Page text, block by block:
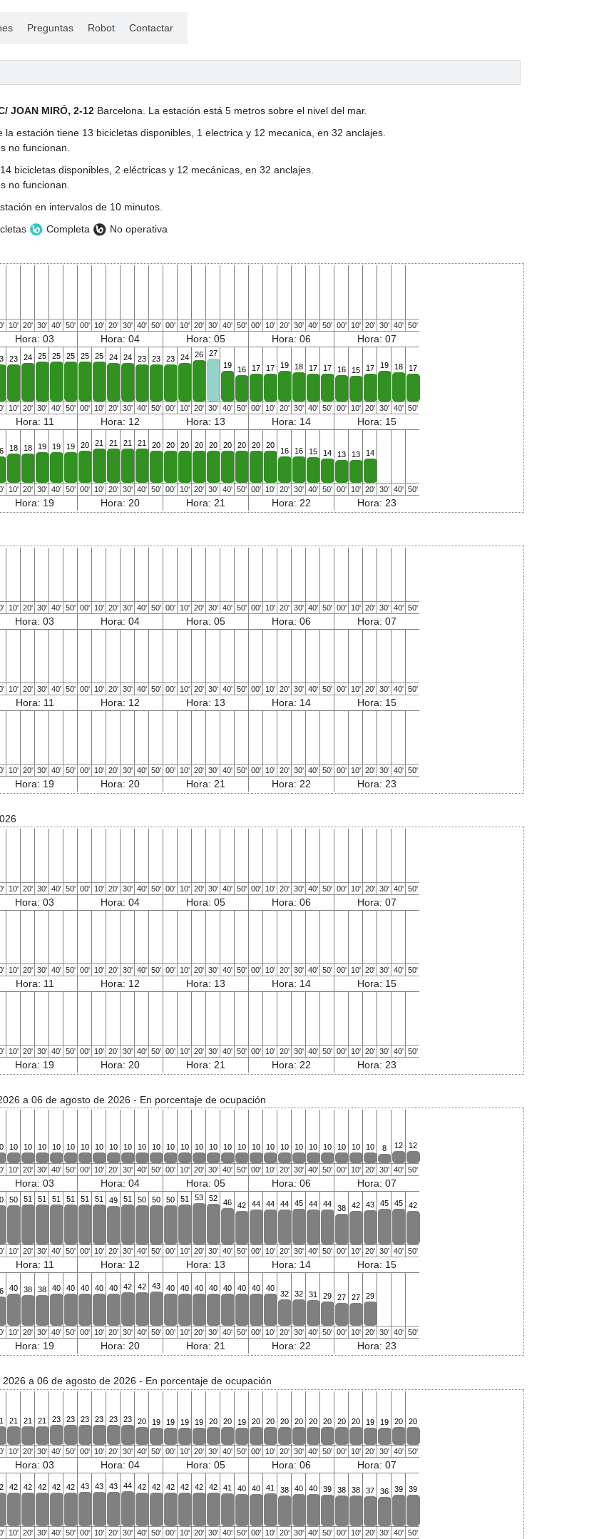
Preguntas Robot Contactar
JOAN MIRÓ, 2-12 Barcelona. La estación está 5 metros sobre el nivel del mar.
la estación tiene 13 bicicletas disponibles, 1 electrica y 12 mecanica, en 32 anclajes.
no funcionan.
bicicletas disponibles, 2 eléctricas y 12 mecánicas, en 32 anclajes.
no funcionan.
en intervalos de 10 minutos.
Completa No operativa
10' 20' 30' 40' 50' 00' 10' 20' 30' 40' 50' 00' 10' 20' 30' 40' 50' 00' 10' 20' 30' 40' 50' 00' 10' 20' 30' 40' 50'
Hora: 03 Hora: 04 Hora: 05 Hora: 06 Hora: 07
23 24 25 25 25 25 25 24 24 23 23 23 24 26
27
19
16 17 17 19 18 17 17 16 15 17 19 18 17
10' 20' 30' 40' 50' 00' 10' 20' 30' 40' 50' 00' 10' 20' 30' 40' 50' 00' 10' 20' 30' 40' 50' 00' 10' 20' 30' 40' 50'
Hora: 11 Hora: 12 Hora: 13 Hora: 14 Hora: 15
18 18 19 19 19 20 21 21 21 21 20 20 20 20 20 20 20 20 20
16 16 15 14 13 13 14
10' 20' 30' 40' 50' 00' 10' 20' 30' 40' 50' 00' 10' 20' 30' 40' 50' 00' 10' 20' 30' 40' 50' 00' 10' 20' 30' 40' 50'
Hora: 19 Hora: 20 Hora: 21 Hora: 22 Hora: 23
10' 20' 30' 40' 50' 00' 10' 20' 30' 40' 50' 00' 10' 20' 30' 40' 50' 00' 10' 20' 30' 40' 50' 00' 10' 20' 30' 40' 50'
Hora: 03 Hora: 04 Hora: 05 Hora: 06 Hora: 07
10' 20' 30' 40' 50' 00' 10' 20' 30' 40' 50' 00' 10' 20' 30' 40' 50' 00' 10' 20' 30' 40' 50' 00' 10' 20' 30' 40' 50'
Hora: 11 Hora: 12 Hora: 13 Hora: 14 Hora: 15
10' 20' 30' 40' 50' 00' 10' 20' 30' 40' 50' 00' 10' 20' 30' 40' 50' 00' 10' 20' 30' 40' 50' 00' 10' 20' 30' 40' 50'
Hora: 19 Hora: 20 Hora: 21 Hora: 22 Hora: 23
10' 20' 30' 40' 50' 00' 10' 20' 30' 40' 50' 00' 10' 20' 30' 40' 50' 00' 10' 20' 30' 40' 50' 00' 10' 20' 30' 40' 50'
Hora: 03 Hora: 04 Hora: 05 Hora: 06 Hora: 07
10' 20' 30' 40' 50' 00' 10' 20' 30' 40' 50' 00' 10' 20' 30' 40' 50' 00' 10' 20' 30' 40' 50' 00' 10' 20' 30' 40' 50'
Hora: 11 Hora: 12 Hora: 13 Hora: 14 Hora: 15
10' 20' 30' 40' 50' 00' 10' 20' 30' 40' 50' 00' 10' 20' 30' 40' 50' 00' 10' 20' 30' 40' 50' 00' 10' 20' 30' 40' 50'
Hora: 19 Hora: 20 Hora: 21 Hora: 22 Hora: 23
a 06 de agosto de 2026 - En porcentaje de ocupación
10 10 10 10 10 10 10 10 10 10 10 10 10 10 10 10 10 10 10 10 10 10 10 10 10 10 8 12 12
10' 20' 30' 40' 50' 00' 10' 20' 30' 40' 50' 00' 10' 20' 30' 40' 50' 00' 10' 20' 30' 40' 50' 00' 10' 20' 30' 40' 50'
Hora: 03 Hora: 04 Hora: 05 Hora: 06 Hora: 07
50 51 51 51 51 51 51 49 51 50 50 50 51 53 52 46 42 44 44 44 45 44 44 38 42 43 45 45 42
10' 20' 30' 40' 50' 00' 10' 20' 30' 40' 50' 00' 10' 20' 30' 40' 50' 00' 10' 20' 30' 40' 50' 00' 10' 20' 30' 40' 50'
Hora: 11 Hora: 12 Hora: 13 Hora: 14 Hora: 15
40 38 38 40 40 40 40 40 42 42 43 40 40 40 40 40 40 40 40
32 32 31 29 27 27 29
10' 20' 30' 40' 50' 00' 10' 20' 30' 40' 50' 00' 10' 20' 30' 40' 50' 00' 10' 20' 30' 40' 50' 00' 10' 20' 30' 40' 50'
Hora: 19 Hora: 20 Hora: 21 Hora: 22 Hora: 23
a 06 de agosto de 2026 - En porcentaje de ocupación
21 21 21 23 23 23 23 23 23 20 19 19 19 19 20 20 19 20 20 20 20 20 20 20 20 19 19 20 20
10' 20' 30' 40' 50' 00' 10' 20' 30' 40' 50' 00' 10' 20' 30' 40' 50' 00' 10' 20' 30' 40' 50' 00' 10' 20' 30' 40' 50'
Hora: 03 Hora: 04 Hora: 05 Hora: 06 Hora: 07
42 42 42 42 42 43 43 43 44 42 42 42 42 42 42 41 40 40 41 38 40 40 39 38 38 37 36 39 39
10' 20' 30' 40' 50' 00' 10' 20' 30' 40' 50' 00' 10' 20' 30' 40' 50' 00' 10' 20' 30' 40' 50' 00' 10' 20' 30' 40' 50'